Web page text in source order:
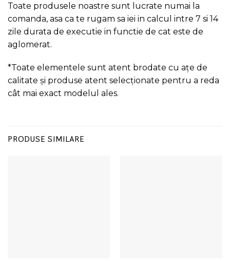
Toate produsele noastre sunt lucrate numai la
comanda, asa ca te rugam sa iei in calcul intre 7 si 14
zile durata de executie in functie de cat este de
aglomerat.
*Toate elementele sunt atent brodate cu ațe de
calitate și produse atent selecționate pentru a reda
cât mai exact modelul ales.
PRODUSE SIMILARE